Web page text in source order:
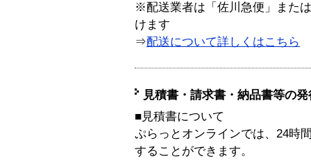
※配送業者は「佐川急便」また
けます
⇒配送について詳しくはこちら
見積書・請求書・納品書等の
■見積書について
ぷらっとオンラインでは、24時
することができます。